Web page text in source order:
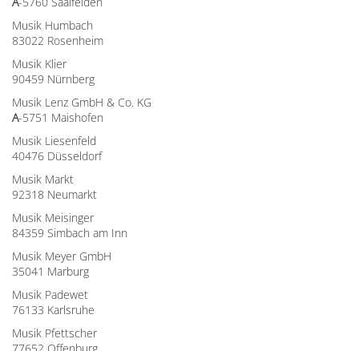
Musik Humbach
83022 Rosenheim
Musik Klier
90459 Nürnberg
Musik Lenz GmbH & Co. KG
A-5751 Maishofen
Musik Liesenfeld
40476 Düsseldorf
Musik Markt
92318 Neumarkt
Musik Meisinger
84359 Simbach am Inn
Musik Meyer GmbH
35041 Marburg
Musik Padewet
76133 Karlsruhe
Musik Pfettscher